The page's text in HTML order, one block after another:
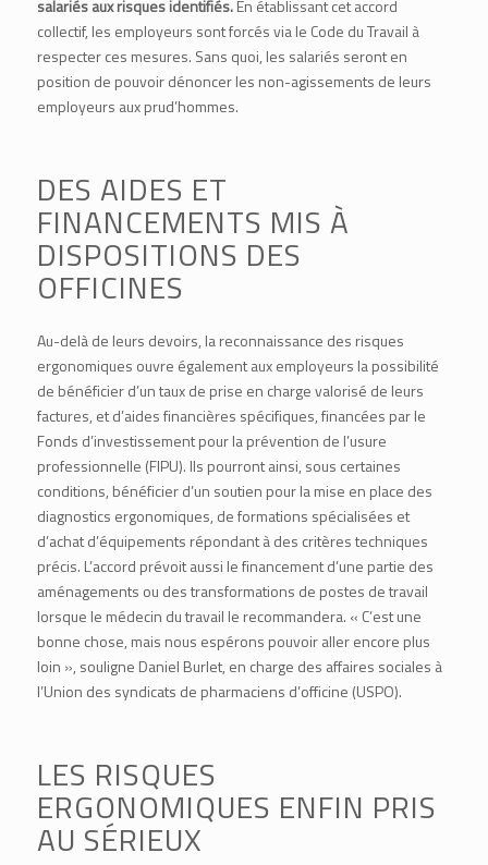
salariés aux risques identifiés.En établissant cet accord
collectif, les employeurs sont forcés via le Code du Travail à
respecter ces mesures. Sans quoi, les salariés seront en
position de pouvoir dénoncer les non-agissements de leurs
employeurs aux prud’hommes.
DES AIDES ET
FINANCEMENTS MIS À
DISPOSITIONS DES
OFFICINES
Au-delà de leurs devoirs, la reconnaissance des risques
ergonomiques ouvre également aux employeurs la possibilité
de bénéficier d’un taux de prise en charge valorisé de leurs
factures, et d’aides financières spécifiques, financées par le
Fonds d’investissement pour la prévention de l’usure
professionnelle (FIPU). Ils pourront ainsi, sous certaines
conditions, bénéficier d’un soutien pour la mise en place des
diagnostics ergonomiques, de formations spécialisées et
d’achat d’équipements répondant à des critères techniques
précis. L’accord prévoit aussi le financement d’une partie des
aménagements ou des transformations de postes de travail
lorsque le médecin du travail le recommandera. « C’est une
bonne chose, mais nous espérons pouvoir aller encore plus
loin », souligne Daniel Burlet, en charge des affaires sociales à
l’Union des syndicats de pharmaciens d’officine (USPO).
LES RISQUES
ERGONOMIQUES ENFIN PRIS
AU SÉRIEUX